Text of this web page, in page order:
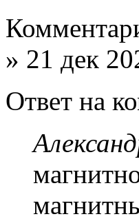
» 21 дек
Ответ на